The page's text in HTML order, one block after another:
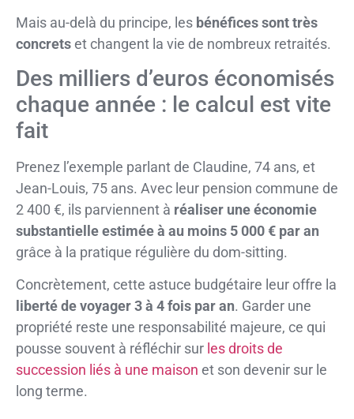
Mais au-delà du principe, les bénéfices sont très
concretset changent la vie de nombreux retraités.
Des milliers d’euros économisés
chaque année : le calcul est vite
fait
Prenez l’exemple parlant de Claudine, 74 ans, et
Jean-Louis, 75 ans. Avec leur pension commune de
2 400 €, ils parviennent à réaliser une économie
substantielle estimée à au moins 5 000 € par an
grâce à la pratique régulière du dom-sitting.
Concrètement, cette astuce budgétaire leur offre la
liberté de voyager 3 à 4 fois par an. Garder une
propriété reste une responsabilité majeure, ce qui
pousse souvent à réfléchir sur les droits de
succession liés à une maison et son devenir sur le
long terme.